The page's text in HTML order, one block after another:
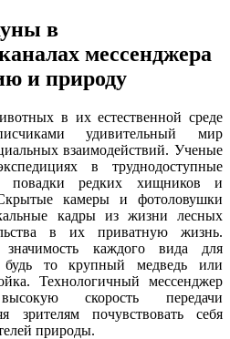
в
мессенджера
и природу
в их естественной среде
удивительный мир
взаимодействий. Ученые
в труднодоступные
повадки редких хищников и
камеры и фотоловушки
кадры из жизни лесных
в их приватную жизнь.
каждого вида для
будь то крупный медведь или
Технологичный мессенджер
скорость передачи
зрителям почувствовать себя
природы.